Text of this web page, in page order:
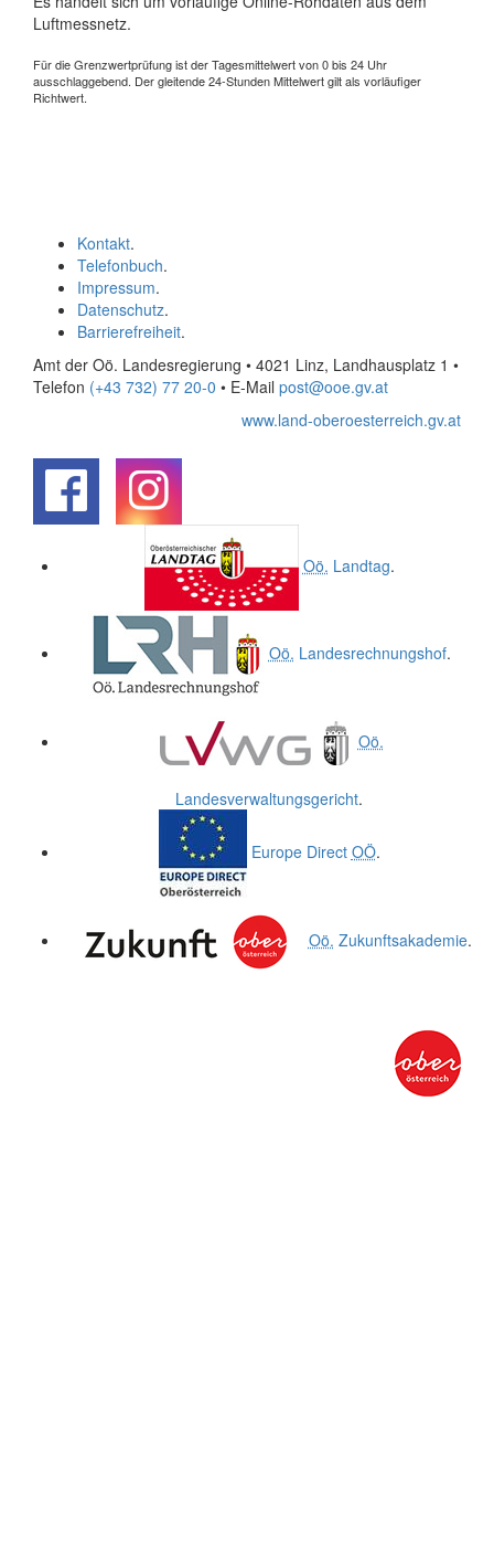
Luftmessnetz.
Für die Grenzwertprüfung ist der Tagesmittelwert von 0 bis 24 Uhr
ausschlaggebend. Der gleitende 24-Stunden Mittelwert gilt als vorläufiger
Richtwert.
Kontakt.
Telefonbuch.
Impressum.
Datenschutz.
Barrierefreiheit.
Amt der Oö. Landesregierung • 4021 Linz, Landhausplatz 1 •
Telefon (+43 732) 77 20-0 • E-Mail post@ooe.gv.at
www.land-oberoesterreich.gv.at
Oö. Landtag.
Oö. Landesrechnungshof.
Oö.
Landesverwaltungsgericht.
Europe Direct OÖ.
Oö. Zukunftsakademie.